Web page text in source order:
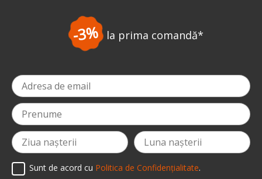
-3% la prima comandă*
Sunt de acord cu Politica de Confidențialitate.